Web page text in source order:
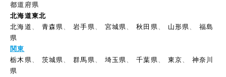
都道府県
北海道東北
北海道
青森県 、岩手県 宮城県 、秋田県 山形県 、福島
県
関東
栃木県
茨城県 、群馬県 埼玉県 、千葉県 東京
神奈川
県